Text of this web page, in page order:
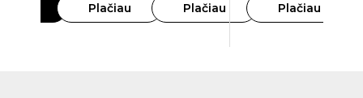
Plačiau Plačiau Plačiau